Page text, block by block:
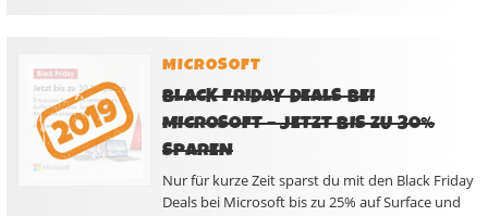
MICROSOFT
BLACK FRIDAY DEALS BEI
MICROSOFT – JETZT BIS ZU 30%
SPAREN
Nur für kurze Zeit sparst du mit den Black Friday
Deals bei Microsoft bis zu 25% auf Surface und